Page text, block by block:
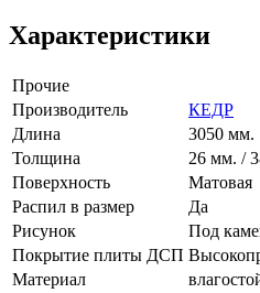
Характеристики
Прочие
Производитель
КЕДР
Длина
3050 мм.
Толщина
26 мм. /
Поверхность
Матовая
Распил в размер
Да
Рисунок
Под
Покрытие плиты ДСП
Материал